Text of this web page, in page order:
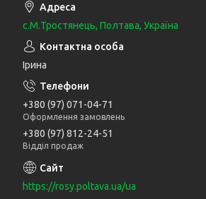
с.М.Тростянець, Полтава, Україна
Ірина
+380 (97) 071-04-71
Оформлення замовлень
+380 (97) 812-24-51
Відділ продаж
https://rosy.poltava.ua/ua